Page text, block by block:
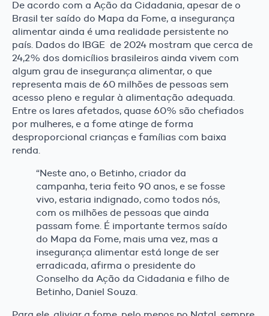
De acordo com a Ação da Cidadania, apesar de o
Brasil ter saído do Mapa da Fome, a insegurança
alimentar ainda é uma realidade persistente no
país. Dados do IBGE de 2024 mostram que cerca de
24,2% dos domicílios brasileiros ainda vivem com
algum grau de insegurança alimentar, o que
representa mais de 60 milhões de pessoas sem
acesso pleno e regular à alimentação adequada.
Entre os lares afetados, quase 60% são chefiados
por mulheres, e a fome atinge de forma
desproporcional crianças e famílias com baixa
renda.
“Neste ano, o Betinho, criador da
campanha, teria feito 90 anos, e se fosse
vivo, estaria indignado, como todos nós,
com os milhões de pessoas que ainda
passam fome. É importante termos saído
do Mapa da Fome, mais uma vez, mas a
insegurança alimentar está longe de ser
erradicada, afirma o presidente do
Conselho da Ação da Cidadania e filho de
Betinho, Daniel Souza.